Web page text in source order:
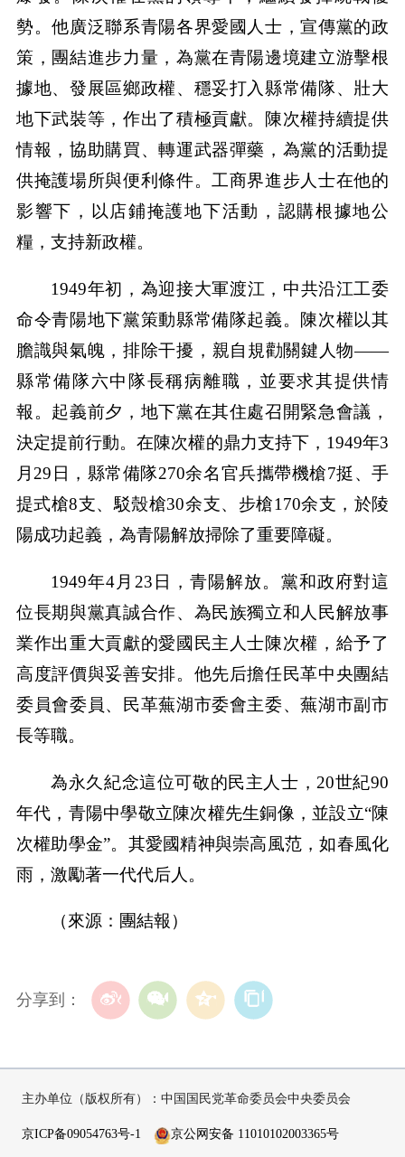
勢。他廣泛聯系青陽各界愛國人士，宣傳黨的政
策，團結進步力量，為黨在青陽邊境建立游擊根
據地、發展區鄉政權、穩妥打入縣常備隊、壯大
地下武裝等，作出了積極貢獻。陳次權持續提供
情報，協助購買、轉運武器彈藥，為黨的活動提
供掩護場所與便利條件。工商界進步人士在他的
影響下，以店鋪掩護地下活動，認購根據地公
糧，支持新政權。
1949年初，為迎接大軍渡江，中共沿江工委
命令青陽地下黨策動縣常備隊起義。陳次權以其
膽識與氣魄，排除干擾，親自規勸關鍵人物——
縣常備隊六中隊長稱病離職，並要求其提供情
報。起義前夕，地下黨在其住處召開緊急會議，
決定提前行動。在陳次權的鼎力支持下，1949年3
月29日，縣常備隊270余名官兵攜帶機槍7挺、手
提式槍8支、駁殼槍30余支、步槍170余支，於陵
陽成功起義，為青陽解放掃除了重要障礙。
1949年4月23日，青陽解放。黨和政府對這
位長期與黨真誠合作、為民族獨立和人民解放事
業作出重大貢獻的愛國民主人士陳次權，給予了
高度評價與妥善安排。他先后擔任民革中央團結
委員會委員、民革蕪湖市委會主委、蕪湖市副市
長等職。
為永久紀念這位可敬的民主人士，20世紀90
年代，青陽中學敬立陳次權先生銅像，並設立“陳
次權助學金”。其愛國精神與崇高風范，如春風化
雨，激勵著一代代后人。
（來源：團結報）
分享到：
主办单位（版权所有）：中国国民党革命委员会中央委员会
京ICP备09054763号-1 京公网安备 11010102003365号